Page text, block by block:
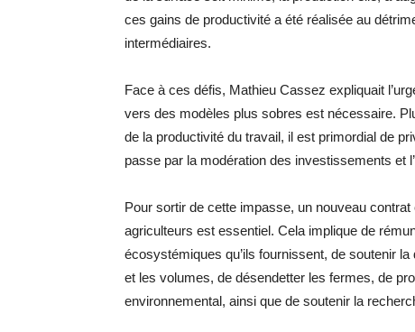
ces gains de productivité a été réalisée au
intermédiaires.
Face à ces défis, Mathieu Cassez expliquait
vers des modèles plus sobres est nécessaire.
de la productivité du travail, il est primordial de
passe par la modération des investissements et
Pour sortir de cette impasse, un nouveau
agriculteurs est essentiel. Cela implique de
écosystémiques qu’ils fournissent, de soutenir
et les volumes, de désendetter les fermes, de
environnemental, ainsi que de soutenir la